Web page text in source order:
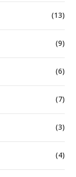
(13)
(9)
(6)
(7)
(3)
(4)